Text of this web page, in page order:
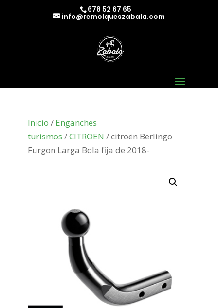
678 52 67 65
info@remolqueszabala.com
Inicio / Enganches
turismos /CITROEN / citroën Berlingo
Furgon Larga Bola fija de 2018-